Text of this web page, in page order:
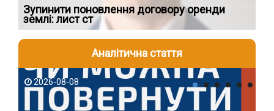
Зупинити поновлення договору оренди
землі: лист ст
Аналітична стаття
2026-08-08